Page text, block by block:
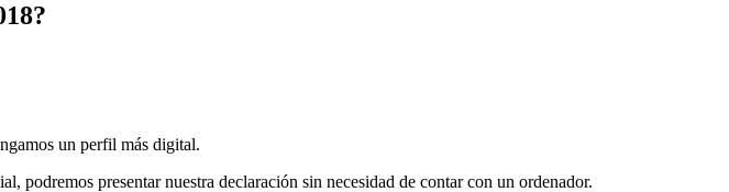
un perfil más digital.
podremos presentar nuestra declaración sin necesidad de contar con un ordenador.